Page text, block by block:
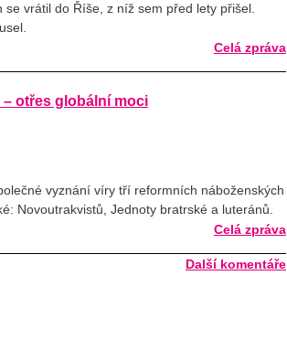
vrátil do Říše, z níž sem před lety přišel.
Celá zpráva
otřes globální moci
vyznání víry tří reformních náboženských
Novoutrakvistů, Jednoty bratrské a luteránů.
Celá zpráva
Další komentáře